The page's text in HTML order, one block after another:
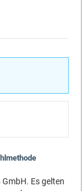
Es gelten